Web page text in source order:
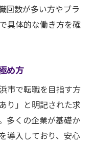
回数が多い方やブラ
具体的な働き方を確
め方
市で転職を目指す方
り」と明記された求
多くの企業が基礎か
導入しており、安心